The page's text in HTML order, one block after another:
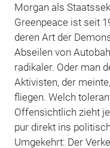
Morgan als
Greenpeace ist seit
deren Art der
Abseilen von
radikaler. Oder man
Aktivisten, der
fliegen. Welch
Offensichtlich zieht
pur direkt ins
Umgekehrt: Der